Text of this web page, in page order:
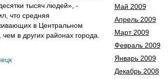
тысяч людей», -
что средняя
в Центральном
в других районах города.
Май 2009
Апрель 2009
Март 2009
Февраль 2009
Январь 2009
Декабрь 2008